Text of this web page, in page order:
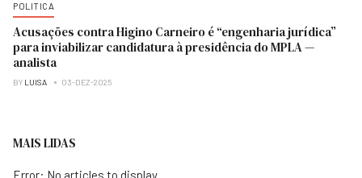
POLITICA
Acusações contra Higino Carneiro é “engenharia jurídica”
para inviabilizar candidatura à presidência do MPLA —
analista
BY LUISA 03-DEZ-2025
MAIS LIDAS
Error: No articles to display